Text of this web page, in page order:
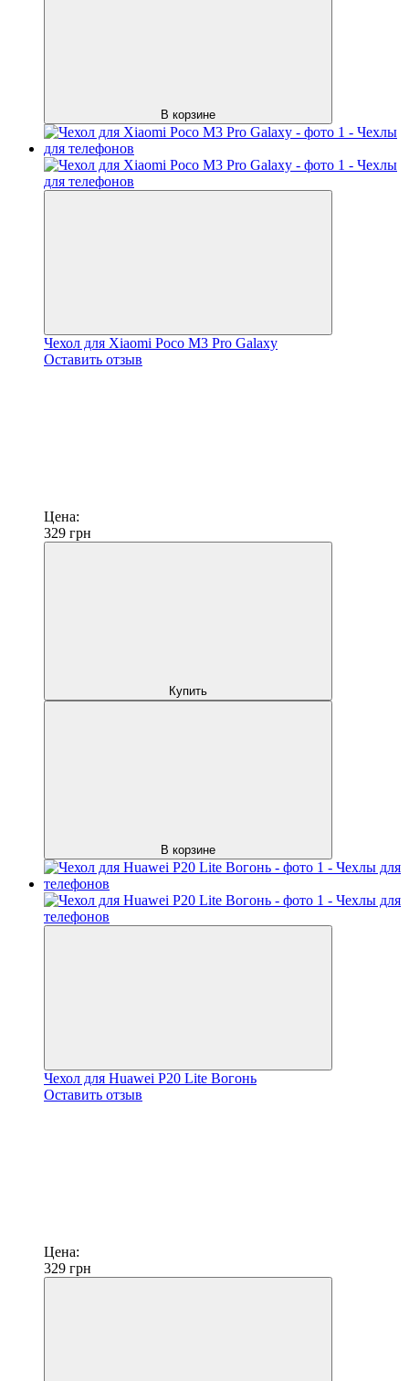
В корзине
Чехол для Xiaomi Poco M3 Pro Galaxy
Оставить отзыв
Цена:
329 грн
Купить
В корзине
Чехол для Huawei P20 Lite Вогонь
Оставить отзыв
Цена:
329 грн